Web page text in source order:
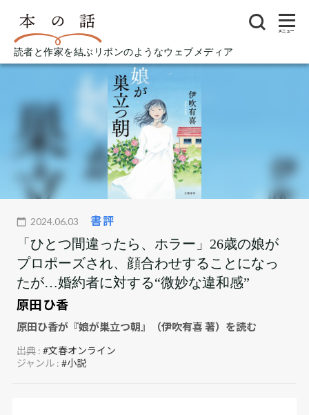
読者と作家を結ぶリボンのようなウェブメディア
メニュー
2024.06.03 書評
「ひとつ間違ったら、ホラー」26歳の娘が
プロポーズされ、顔合わせすることになっ
たが…婚約者に対する“微妙な違和感”
原田 ひ香
原田ひ香が『娘が巣立つ朝』（伊吹有喜 著）を読む
出典 :#文春オンライン
ジャンル :#小説